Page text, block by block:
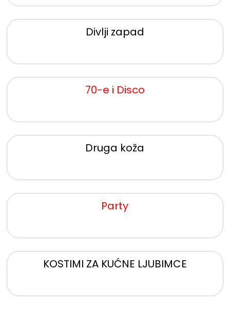
Divlji zapad
70-e i Disco
Druga koža
Party
KOSTIMI ZA KUĆNE LJUBIMCE